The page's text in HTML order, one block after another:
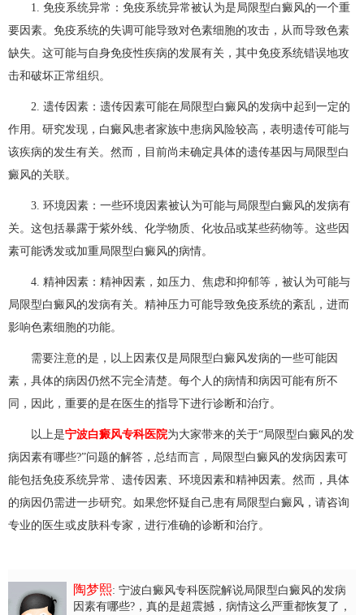
1. 免疫系统异常：免疫系统异常被认为是局限型白癜风的一个重
要因素。免疫系统的失调可能导致对色素细胞的攻击，从而导致色素
缺失。这可能与自身免疫性疾病的发展有关，其中免疫系统错误地攻
击和破坏正常组织。
2. 遗传因素：遗传因素可能在局限型白癜风的发病中起到一定的
作用。研究发现，白癜风患者家族中患病风险较高，表明遗传可能与
该疾病的发生有关。然而，目前尚未确定具体的遗传基因与局限型白
癜风的关联。
3. 环境因素：一些环境因素被认为可能与局限型白癜风的发病有
关。这包括暴露于紫外线、化学物质、化妆品或某些药物等。这些因
素可能诱发或加重局限型白癜风的病情。
4. 精神因素：精神因素，如压力、焦虑和抑郁等，被认为可能与
局限型白癜风的发病有关。精神压力可能导致免疫系统的紊乱，进而
影响色素细胞的功能。
需要注意的是，以上因素仅是局限型白癜风发病的一些可能因
素，具体的病因仍然不完全清楚。每个人的病情和病因可能有所不
同，因此，重要的是在医生的指导下进行诊断和治疗。
以上是宁波白癜风专科医院为大家带来的关于“局限型白癜风的发
病因素有哪些?”问题的解答，总结而言，局限型白癜风的发病因素可
能包括免疫系统异常、遗传因素、环境因素和精神因素。然而，具体
的病因仍需进一步研究。如果您怀疑自己患有局限型白癜风，请咨询
专业的医生或皮肤科专家，进行准确的诊断和治疗。
陶梦熙: 宁波白癜风专科医院解说局限型白癜风的发病
因素有哪些? ，真的是超震撼，病情这么严重都恢复了，